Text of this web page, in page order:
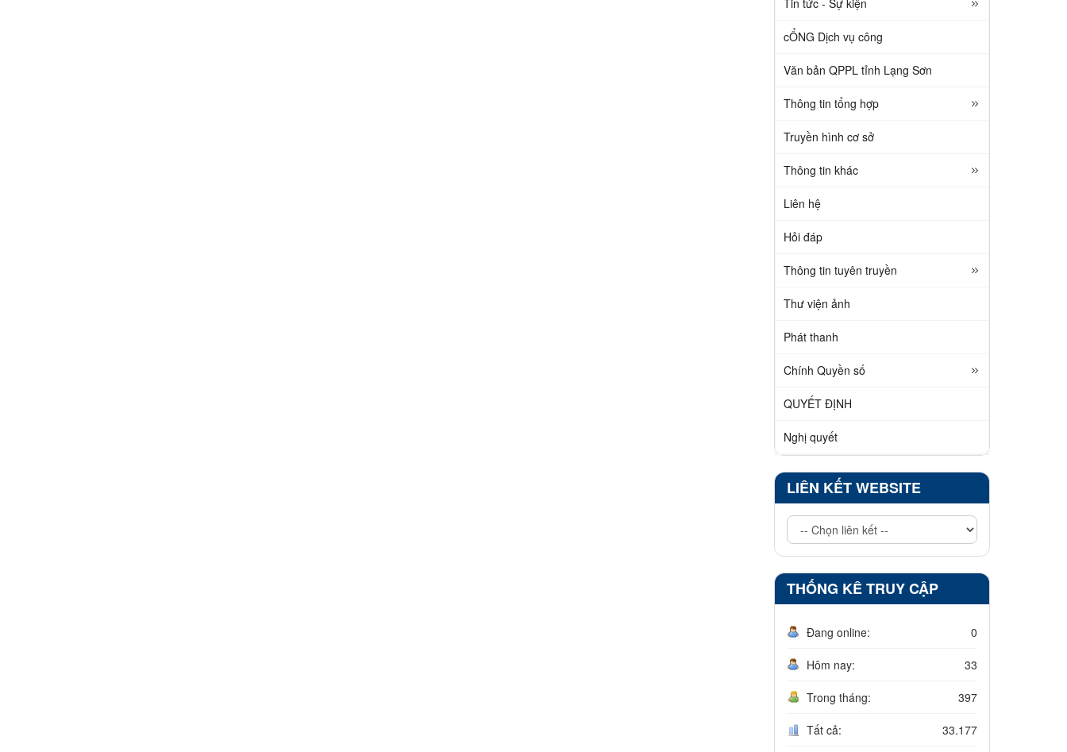
cỔNG Dịch vụ công
Văn bản QPPL tỉnh Lạng Sơn
Thông tin tổng hợp
Truyền hình cơ sở
Thông tin khác
Liên hệ
Hỏi đáp
Thông tin tuyên truyền
Thư viện ảnh
Phát thanh
Chính Quyền số
QUYẾT ĐỊNH
Nghị quyết
LIÊN KẾT WEBSITE
THỐNG KÊ TRUY CẬP
Đang online: 0
Hôm nay: 33
Trong tháng: 397
Tất cả: 33.177